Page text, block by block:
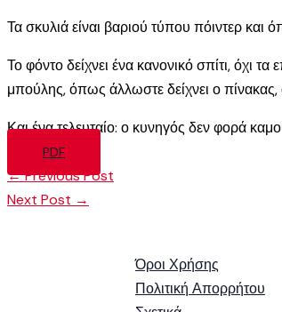
Τα σκυλιά είναι βαριού τύπου πόιντερ και
Το φόντο δείχνει ένα κανονικό σπίτι, όχι
μπούλης, όπως άλλωστε δείχνει ο πίνακας,
Και ένα τελευταίο: ο κυνηγός δεν φορά
PDF
←Previous Post
Next Post →
Όροι Χρήσης
Πολιτική Απορρήτου